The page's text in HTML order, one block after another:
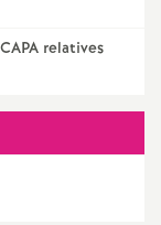
e
m
relatives